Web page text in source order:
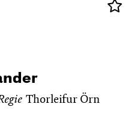
Thorleifur Örn